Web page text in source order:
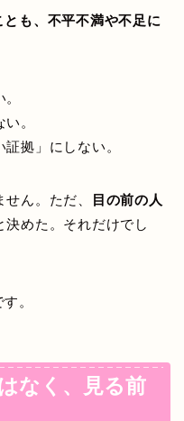
とも、不平不満や不足に
。
拠」にしない。
ん。ただ、
目の前の人
決めた。それだけでし
。
なく、見る前